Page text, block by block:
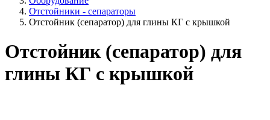
Отстойники - сепараторы
Отстойник (сепаратор) для глины КГ с крышкой
Отстойник (сепаратор) для
глины КГ с крышкой